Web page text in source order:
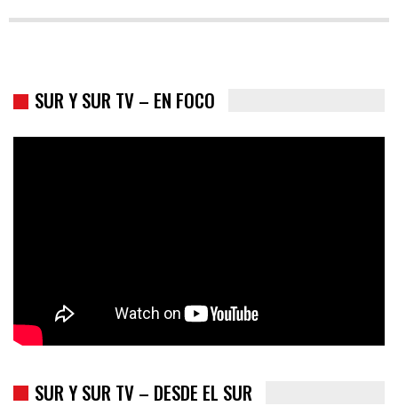
SUR Y SUR TV – EN FOCO
SUR Y SUR TV – DESDE EL SUR